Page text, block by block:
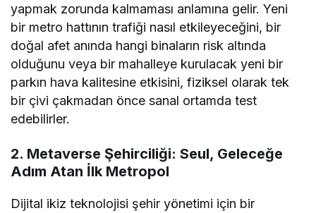
yapmak zorunda kalmaması anlamına gelir. Yeni
bir metro hattının trafiği nasıl etkileyeceğini, bir
doğal afet anında hangi binaların risk altında
olduğunu veya bir mahalleye kurulacak yeni bir
parkın hava kalitesine etkisini, fiziksel olarak tek
bir çivi çakmadan önce sanal ortamda test
edebilirler.
2. Metaverse Şehirciliği: Seul, Geleceğe
Adım Atan İlk Metropol
Dijital ikiz teknolojisi şehir yönetimi için bir